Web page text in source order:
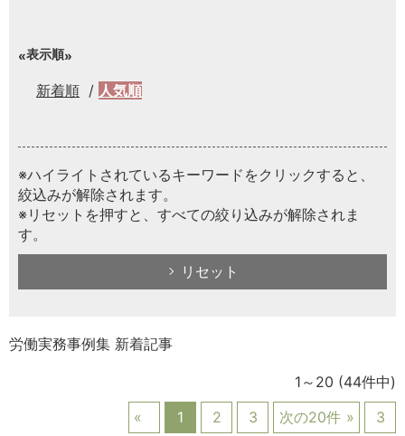
表示順
新着順 人気順
※ハイライトされているキーワードをクリックすると、
絞込みが解除されます。
※リセットを押すと、すべての絞り込みが解除されま
す。
リセット
労働実務事例集 新着記事
1～20 (44件中)
1
2 3 次の20件 3